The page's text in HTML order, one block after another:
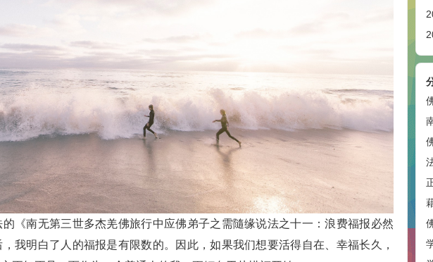
《南无第三世多杰羌佛旅行中应佛弟子之需隨缘说法之十一：浪费福报必然
我明白了人的福报是有限数的。因此，如果我们想要活得自在、幸福长久，